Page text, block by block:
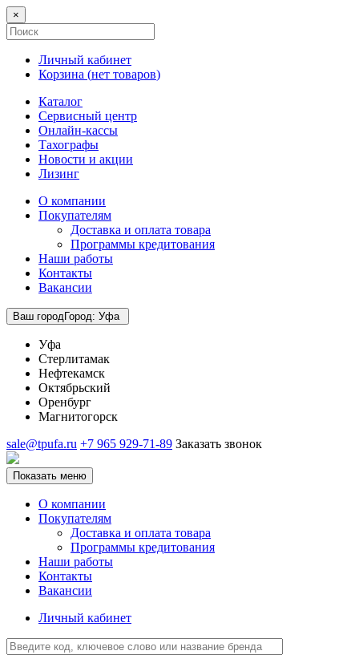
×
Личный кабинет
Корзина (нет товаров)
Каталог
Сервисный центр
Онлайн-кассы
Тахографы
Новости и акции
Лизинг
О компании
Покупателям
Доставка и оплата товара
Программы кредитования
Наши работы
Контакты
Вакансии
Ваш городГород: Уфа
Уфа
Стерлитамак
Нефтекамск
Октябрьский
Оренбург
Магнитогорск
sale@tpufa.ru +7 965 929-71-89 Заказать звонок
Показать меню
О компании
Покупателям
Доставка и оплата товара
Программы кредитования
Наши работы
Контакты
Вакансии
Личный кабинет